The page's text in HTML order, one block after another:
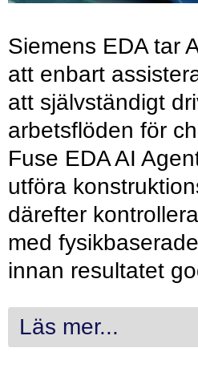
Siemens EDA tar
att enbart
att självständigt
arbetsflöden för
Fuse EDA AI
utföra
därefter
med
innan resultatet
Läs mer...